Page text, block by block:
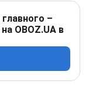
–
OBOZ.UA в